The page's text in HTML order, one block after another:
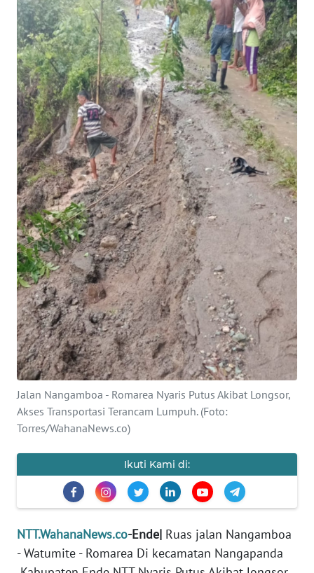
Jalan Nangamboa - Romarea Nyaris Putus Akibat Longsor,
Akses Transportasi Terancam Lumpuh. (Foto:
Torres/WahanaNews.co)
Ikuti Kami di:
NTT.WahanaNews.co-Ende| Ruas jalan Nangamboa
- Watumite - Romarea Di kecamatan Nangapanda
OPINI
Informasi
INDEKS
BERITA
KONTAK
KAMI
INFO
IKLAN
TENTANG
KAMI
PEDOMAN
MEDIA
SIBER
REDAKSI
DISCLAIMER
News
SUMUT